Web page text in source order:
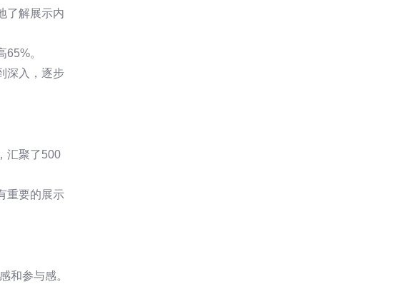
了解展示内
。
深入，逐步
汇聚了500
重要的展示
和参与感。